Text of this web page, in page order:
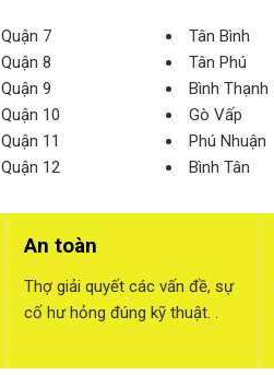
Quận 7
Quận 8
Quận 9
Quận 10
Quận 11
Quận 12
Tân Bình
Tân Phú
Bình Thạnh
Gò Vấp
Phú Nhuận
Bình Tân
An toàn
Thợ giải quyết các vấn đề, sự
cố hư hỏng đúng kỹ thuật. .